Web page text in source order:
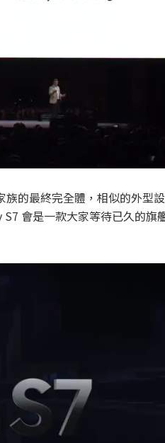
的最終完全體，相似的外型
會是一款大家等待已久的旗